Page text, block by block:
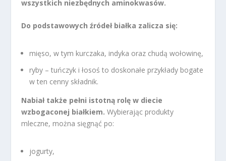
wszystkich niezbędnych aminokwasów.
Do podstawowych źródeł białka zalicza się:
mięso, w tym kurczaka, indyka oraz chudą wołowinę,
ryby – tuńczyk i łosoś to doskonałe przykłady bogate
w ten cenny składnik.
Nabiał także pełni istotną rolę w diecie
wzbogaconej białkiem. Wybierając produkty
mleczne, można sięgnąć po:
jogurty,